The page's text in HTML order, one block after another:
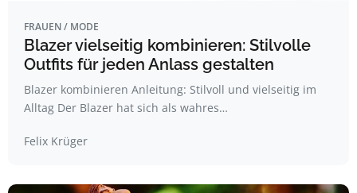
FRAUEN / MODE
Blazer vielseitig kombinieren: Stilvolle
Outfits für jeden Anlass gestalten
Blazer kombinieren Anleitung: Stilvoll und vielseitig im
Alltag Der Blazer hat sich als wahres…
Felix Krüger